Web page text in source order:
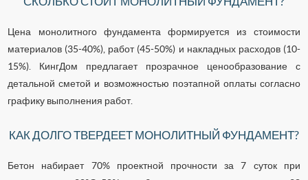
Цена монолитного фундамента формируется из стоимости
материалов (35-40%), работ (45-50%) и накладных расходов (10-
15%). КингДом предлагает прозрачное ценообразование с
детальной сметой и возможностью поэтапной оплаты согласно
графику выполнения работ.
КАК ДОЛГО ТВЕРДЕЕТ МОНОЛИТНЫЙ ФУНДАМЕНТ?
Бетон набирает 70% проектной прочности за 7 суток при